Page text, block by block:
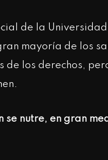
de la
mayoría de los
de los derechos,
se nutre, en gran